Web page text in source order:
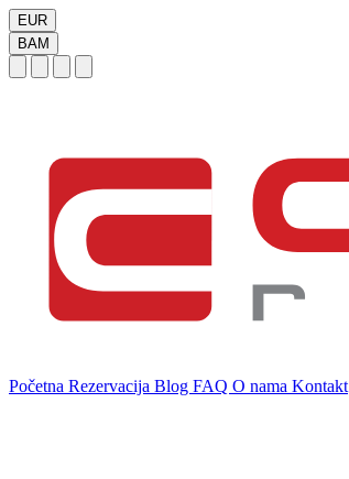
EUR
BAM
Početna Rezervacija Blog FAQ O nama Kontakt